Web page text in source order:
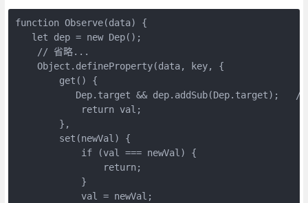
function Observe(data) {
   let dep = new Dep();
    // 省略...
    Object.defineProperty(data, key, {
        get() {
Dep.target && dep.addSub(Dep.target);   //
            return val;
        },
        set(newVal) {
            if (val === newVal) {
                return;
            }
            val = newVal;